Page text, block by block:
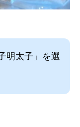
明太子」を選